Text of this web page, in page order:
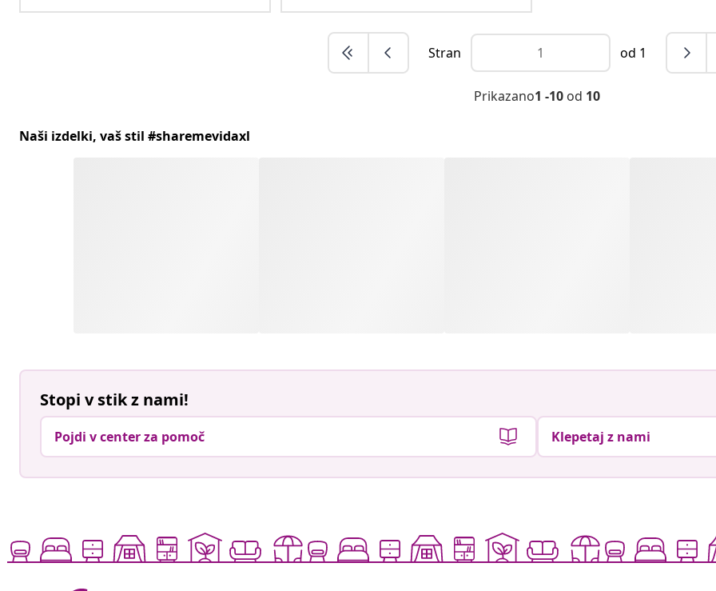
Stran od 1
Prikazano1 -10 od 10
Naši izdelki, vaš stil #sharemevidaxl
Stopi v stik z nami!
Pojdi v center za pomoč Klepetaj z nami